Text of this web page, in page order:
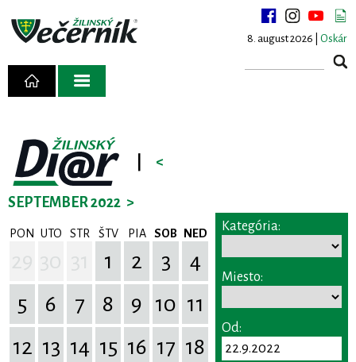
8. august 2026 | Oskár
<
SEPTEMBER 2022 >
PON UTO STR ŠTV PIA SOB NED
1 2 3
4
5
6 7 8 9 10 11
12 13 14 15 16 17 18
Kategória:
Miesto:
Od: